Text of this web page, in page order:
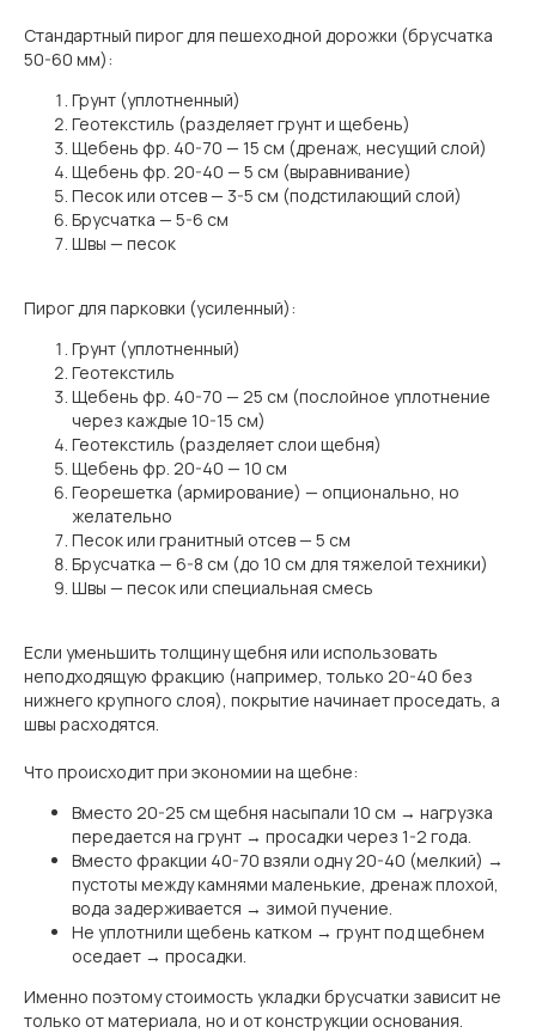
Стандартный пирог для пешеходной дорожки (брусчатка
50-60 мм):
Грунт (уплотненный)
Геотекстиль (разделяет грунт и щебень)
Щебень фр. 40-70 — 15 см (дренаж, несущий слой)
Щебень фр. 20-40 — 5 см (выравнивание)
Песок или отсев — 3-5 см (подстилающий слой)
Брусчатка — 5-6 см
Швы — песок
Пирог для парковки (усиленный):
Грунт (уплотненный)
Геотекстиль
Щебень фр. 40-70 — 25 см (послойное уплотнение
через каждые 10-15 см)
Геотекстиль (разделяет слои щебня)
Щебень фр. 20-40 — 10 см
Георешетка (армирование) — опционально, но
желательно
Песок или гранитный отсев — 5 см
Брусчатка — 6-8 см (до 10 см для тяжелой техники)
Швы — песок или специальная смесь
Если уменьшить толщину щебня или использовать
неподходящую фракцию (например, только 20-40 без
нижнего крупного слоя), покрытие начинает проседать, а
швы расходятся.
Что происходит при экономии на щебне:
Вместо 20-25 см щебня насыпали 10 см → нагрузка
передается на грунт → просадки через 1-2 года.
Вместо фракции 40-70 взяли одну 20-40 (мелкий) →
пустоты между камнями маленькие, дренаж плохой,
вода задерживается → зимой пучение.
Не уплотнили щебень катком → грунт под щебнем
оседает → просадки.
Именно поэтому стоимость укладки брусчатки зависит не
только от материала, но и от конструкции основания.